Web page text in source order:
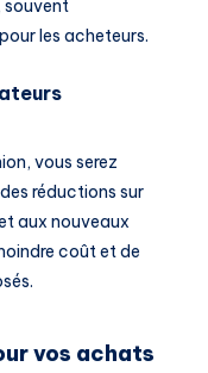
souvent
les acheteurs.
vous serez
réductions sur
aux nouveaux
coût et de
vos achats